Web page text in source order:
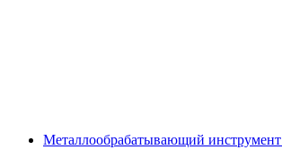
Металлообрабатывающий инструмент